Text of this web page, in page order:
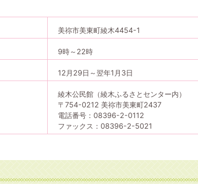
美祢市美東町綾木4454-1
9時～22時
12月29日～翌年1月3日
綾木公民館（綾木ふるさとセンター内）
〒754-0212 美祢市美東町2437
電話番号：08396-2-0112
ファックス：08396-2-5021